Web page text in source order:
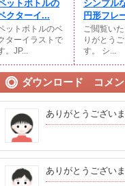
ットボトルの
クターイ...
ットボトルのベ
ターイラストで
。JP...
シンプル
円形フレ
ご閲覧い
りがとう
す。 シ...
ダウンロード コメン
ありがとうござい
ありがとうござい